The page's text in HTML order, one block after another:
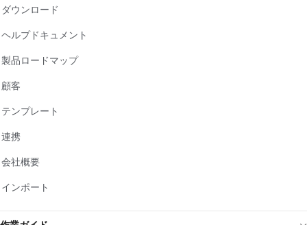
ダウンロード
ヘルプドキュメント
製品ロードマップ
顧客
テンプレート
連携
会社概要
インポート